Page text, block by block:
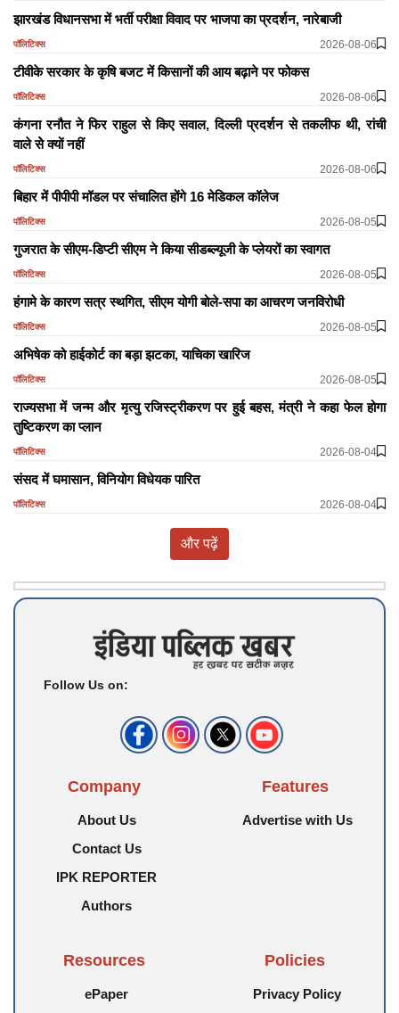
झारखंड विधानसभा में भर्ती परीक्षा विवाद पर भाजपा का प्रदर्शन, नारेबाजी
पॉलिटिक्स 2026-08-06
टीवीके सरकार के कृषि बजट में किसानों की आय बढ़ाने पर फोकस
पॉलिटिक्स 2026-08-06
कंगना रनौत ने फिर राहुल से किए सवाल, दिल्ली प्रदर्शन से तकलीफ थी, रांची
वाले सेे क्यों नहीं
पॉलिटिक्स 2026-08-06
बिहार में पीपीपी मॉडल पर संचालित होंगे 16 मेडिकल कॉलेज
पॉलिटिक्स 2026-08-05
गुजरात के सीएम-डिप्टी सीएम ने किया सीडब्ल्यूजी के प्लेयरों का स्वागत
पॉलिटिक्स 2026-08-05
हंगामे के कारण सत्र स्थगित, सीएम योगी बोले-सपा का आचरण जनविरोधी
पॉलिटिक्स 2026-08-05
अभिषेक को हाईकोर्ट का बड़ा झटका, याचिका खारिज
पॉलिटिक्स 2026-08-05
राज्यसभा में जन्म और मृत्यु रजिस्ट्रीकरण पर हुई बहस, मंत्री ने कहा फेल होगा
तुष्टिकरण का प्लान
पॉलिटिक्स 2026-08-04
​​​​​​​संसद में घमासान, विनियोग विधेयक पारित
पॉलिटिक्स 2026-08-04
और पढ़ें
Follow Us on:
Company
About Us
Contact Us
IPK REPORTER
Authors
Features
Advertise with Us
Resources
ePaper
Policies
Privacy Policy